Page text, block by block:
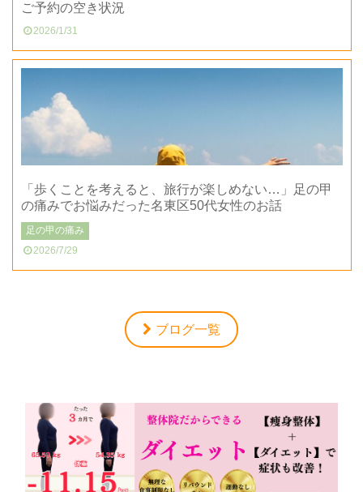
ご予約の空き状況
2026/1/31
「歩くことを考えると、旅行が楽しめない…」足の甲
の痛みでお悩みだった名東区50代女性のお話
足の甲の痛み
2026/7/29
ブログ一覧